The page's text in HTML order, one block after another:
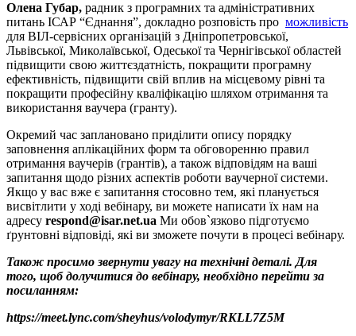
Олена Губар, радник з програмних та адміністративних
питань ІСАР “Єднання”, докладно розповість про можливість
для ВІЛ-сервісних організацій з Дніпропетровської,
Львівської, Миколаївської, Одеської та Чернігівської областей
підвищити свою життєздатність, покращити програмну
ефективність, підвищити свій вплив на місцевому рівні та
покращити професійну кваліфікацію шляхом отримання та
використання ваучера (гранту).
Окремий час заплановано приділити опису порядку
заповнення аплікаційних форм та обговоренню правил
отримання ваучерів (грантів), а також відповідям на ваші
запитання щодо різних аспектів роботи ваучерної системи.
Якщо у вас вже є запитання стосовно тем, які планується
висвітлити у ході вебінару, ви можете написати їх нам на
адресу respond@isar.net.ua Ми обов`язково підготуємо
ґрунтовні відповіді, які ви зможете почути в процесі вебінару.
Також просимо звернути увагу на технічні деталі. Для
того, щоб долучитися до вебінару, необхідно перейти за
посиланням:
https://meet.lync.com/sheyhus/volodymyr/RKLL7Z5M